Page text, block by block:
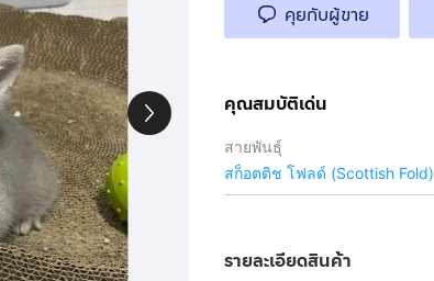
คุยกับผู้ขาย
คุณสมบัติเด่น
สายพันธุ์
สก็อตติช โฟลด์ (Scottish Fold)
รายละเอียดสินค้า